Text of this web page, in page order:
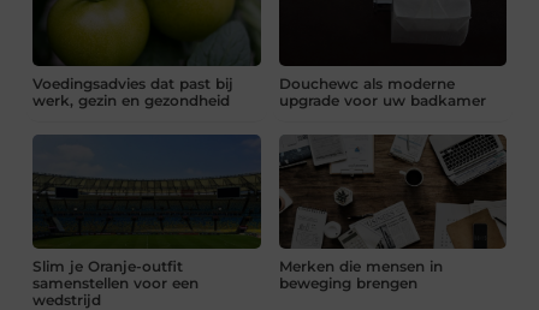
Voedingsadvies dat past bij
werk, gezin en gezondheid
Douchewc als moderne
upgrade voor uw badkamer
Slim je Oranje-outfit
samenstellen voor een
wedstrijd
Merken die mensen in
beweging brengen